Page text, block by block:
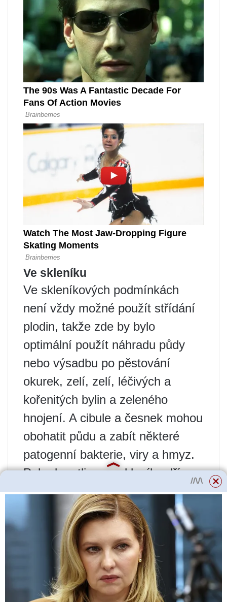
Ve skleníku
Ve skleníkových podmínkách
není vždy možné použít střídání
plodin, takže zde by bylo
optimální použít náhradu půdy
nebo výsadbu po pěstování
okurek, zelí, zelí, léčivých a
kořenitých bylin a zeleného
hnojení. A cibule a česnek mohou
obohatit půdu a zabít některé
patogenní bakterie, viry a hmyz.
Pokud rostliny ve skleníku dříve
trpěly nějakými chorobami,
zejména plísňovými, je nutné celý
skleník dezinfikovat a zcela
vyměnit vrchní vrstvu půdy,
teprve poté bude možné zasadit
a pěstovat plodinu rajčat.